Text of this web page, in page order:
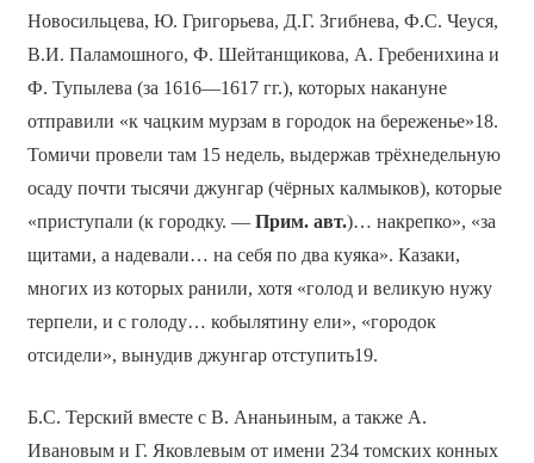
Новосильцева, Ю. Григорьева, Д.Г. Згибнева, Ф.С. Чеуся,
В.И. Паламошного, Ф. Шейтанщикова, А. Гребенихина и
Ф. Тупылева (за 1616—1617 гг.), которых накануне
отправили «к чацким мурзам в городок на береженье»18.
Томичи провели там 15 недель, выдержав трёхнедельную
осаду почти тысячи джунгар (чёрных калмыков), которые
«приступали (к городку. — Прим. авт.)… накрепко», «за
щитами, а надевали… на себя по два куяка». Казаки,
многих из которых ранили, хотя «голод и великую нужу
терпели, и с голоду… кобылятину ели», «городок
отсидели», вынудив джунгар отступить19.
Б.С. Терский вместе с В. Ананьиным, а также А.
Ивановым и Г. Яковлевым от имени 234 томских конных